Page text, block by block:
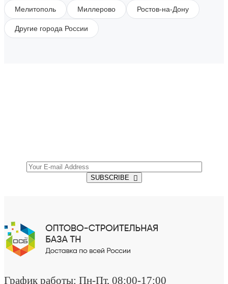
Мелитополь Миллерово Ростов-на-Дону
Другие города России
SUBSCRIBE
График работы: Пн-Пт, 08:00-17:00